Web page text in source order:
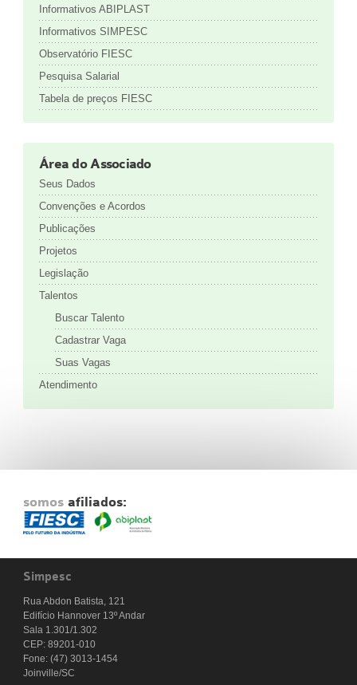
Informativos ABIPLAST
Informativos SIMPESC
Observatório FIESC
Pesquisa Salarial
Tabela de preços FIESC
Área do Associado
Seus Dados
Convenções e Acordos
Publicações
Projetos
Legislação
Talentos
Buscar Talento
Cadastrar Vaga
Suas Vagas
Atendimento
somos afiliados:
Simpesc
Rua Abdon Batista, 121
Edifício Hannover 13º Andar
Sala 1.301/1.302
CEP: 89201-010
Fone: (47) 3013-1454
Joinville/SC